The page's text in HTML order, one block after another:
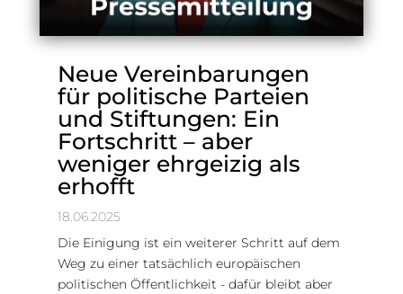
Neue Vereinbarungen
für politische Parteien
und Stiftungen: Ein
Fortschritt – aber
weniger ehrgeizig als
erhofft
18.06.2025
Die Einigung ist ein weiterer Schritt auf dem
Weg zu einer tatsächlich europäischen
politischen Öffentlichkeit - dafür bleibt aber